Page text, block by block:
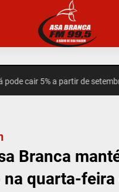
cair 5% a partir de setembro
Branca
quarta-feira